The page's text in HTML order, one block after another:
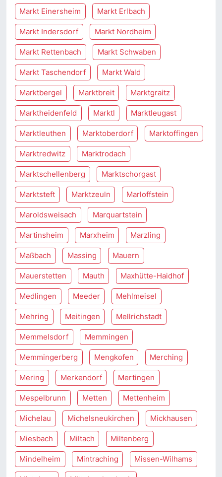
Markt Einersheim Markt Erlbach
Markt Indersdorf Markt Nordheim
Markt Rettenbach Markt Schwaben
Markt Taschendorf Markt Wald
Marktbergel Marktbreit Marktgraitz
Marktheidenfeld Marktl Marktleugast
Marktleuthen Marktoberdorf Marktoffingen
Marktredwitz Marktrodach
Marktschellenberg Marktschorgast
Marktsteft Marktzeuln Marloffstein
Maroldsweisach Marquartstein
Martinsheim Marxheim Marzling
Maßbach Massing Mauern
Mauerstetten Mauth Maxhütte-Haidhof
Medlingen Meeder Mehlmeisel
Mehring Meitingen Mellrichstadt
Memmelsdorf Memmingen
Memmingerberg Mengkofen Merching
Mering Merkendorf Mertingen
Mespelbrunn Metten Mettenheim
Michelau Michelsneukirchen Mickhausen
Miesbach Miltach Miltenberg
Mindelheim Mintraching Missen-Wilhams